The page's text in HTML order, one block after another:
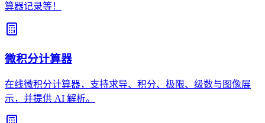
算器记录等！
微积分计算器
在线微积分计算器，支持求导、积分、极限、级数与图像展
示，并提供 AI 解析。